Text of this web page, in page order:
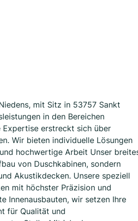
mit Sitz in 53757 Sankt
in den Bereichen
Expertise erstreckt sich über
Wir bieten individuelle Lösungen
hochwertige Arbeit Unser
von Duschkabinen, sondern
Akustikdecken. Unsere speziell
mit höchster Präzision und
Innenausbauten, wir setzen Ihre
für Qualität und